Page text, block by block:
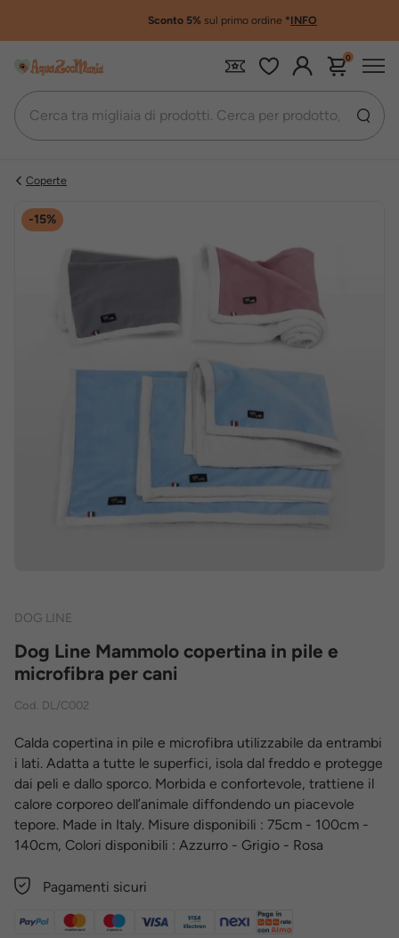
Sconto 5%sul primo ordine*INFO
0
Coperte
-15%
DOG LINE
Dog Line Mammolo copertina in pile e
microfibra per cani
Cod. DL/C002
Calda copertina in pile e microfibra utilizzabile da entrambi
i lati. Adatta a tutte le superfici, isola dal freddo e protegge
dai peli e dallo sporco. Morbida e confortevole, trattiene il
calore corporeo dell’animale diffondendo un piacevole
tepore. Made in Italy. Misure disponibili : 75cm - 100cm -
140cm, Colori disponibili : Azzurro - Grigio - Rosa
Pagamenti sicuri